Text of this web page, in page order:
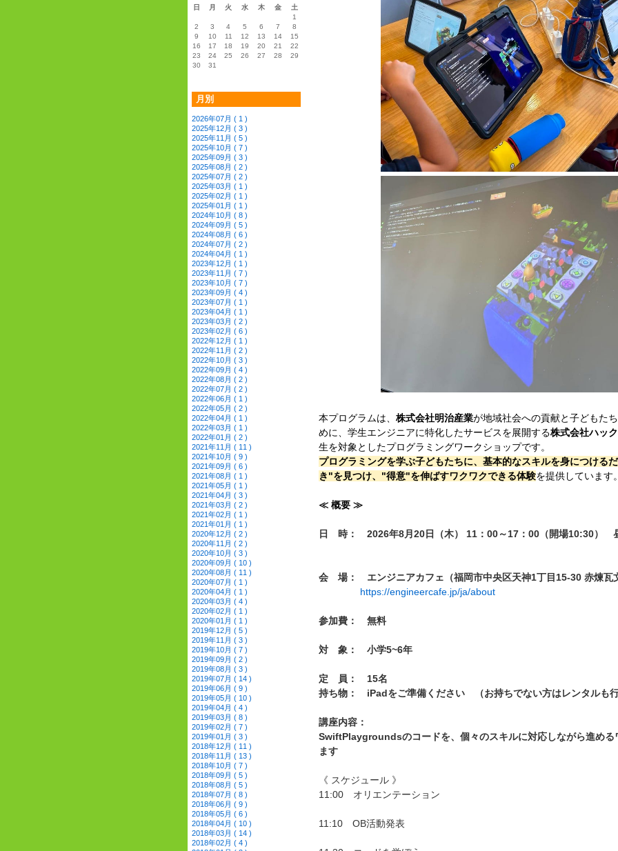
日
月 火 水 木 金
土
1
2
3 4 5 6 7
8
9
10 11 12 13 14
15
16
17 18 19 20 21
22
23
24 25 26 27 28
29
30
31
月別
2026年07月 ( 1 )
2025年12月 ( 3 )
2025年11月 ( 5 )
2025年10月 ( 7 )
2025年09月 ( 3 )
2025年08月 ( 2 )
2025年07月 ( 2 )
2025年03月 ( 1 )
2025年02月 ( 1 )
2025年01月 ( 1 )
2024年10月 ( 8 )
2024年09月 ( 5 )
2024年08月 ( 6 )
2024年07月 ( 2 )
2024年04月 ( 1 )
2023年12月 ( 1 )
2023年11月 ( 7 )
2023年10月 ( 7 )
2023年09月 ( 4 )
2023年07月 ( 1 )
2023年04月 ( 1 )
2023年03月 ( 2 )
2023年02月 ( 6 )
2022年12月 ( 1 )
2022年11月 ( 2 )
2022年10月 ( 3 )
2022年09月 ( 4 )
2022年08月 ( 2 )
2022年07月 ( 2 )
2022年06月 ( 1 )
2022年05月 ( 2 )
2022年04月 ( 1 )
2022年03月 ( 1 )
2022年01月 ( 2 )
2021年11月 ( 11 )
2021年10月 ( 9 )
2021年09月 ( 6 )
2021年08月 ( 1 )
2021年05月 ( 1 )
2021年04月 ( 3 )
2021年03月 ( 2 )
2021年02月 ( 1 )
2021年01月 ( 1 )
2020年12月 ( 2 )
2020年11月 ( 2 )
2020年10月 ( 3 )
2020年09月 ( 10 )
2020年08月 ( 11 )
2020年07月 ( 1 )
2020年04月 ( 1 )
2020年03月 ( 4 )
2020年02月 ( 1 )
2020年01月 ( 1 )
2019年12月 ( 5 )
2019年11月 ( 3 )
2019年10月 ( 7 )
2019年09月 ( 2 )
2019年08月 ( 3 )
2019年07月 ( 14 )
2019年06月 ( 9 )
2019年05月 ( 10 )
2019年04月 ( 4 )
2019年03月 ( 8 )
2019年02月 ( 7 )
2019年01月 ( 3 )
2018年12月 ( 11 )
2018年11月 ( 13 )
2018年10月 ( 7 )
2018年09月 ( 5 )
2018年08月 ( 5 )
2018年07月 ( 8 )
2018年06月 ( 9 )
2018年05月 ( 6 )
2018年04月 ( 10 )
2018年03月 ( 14 )
2018年02月 ( 4 )
本プログラムは、 株式会社明治産業が地域社会への貢献と子どもた
めに、学生エンジニアに特化したサービスを展開する株式会社ハッ
生を対象としたプログラミングワークショップです。
プログラミングを学ぶ子どもたちに、基本的なスキルを身につける
き"を見つけ、"得意"を伸ばすワクワクできる体験を提供しています
≪ 概要 ≫
日 時： 2026年8月20日（木） 11：00～17：00（
会 場： エンジニアカフェ（福岡市中央区天神1丁目15-30 赤煉
https://engineercafe.jp/ja/about
参加費： 無料
対 象： 小学5~6年
定 員： 15名
持ち物： iPadをご準備ください （お持ちでない方はレンタルも
講座内容：
SwiftPlaygroundsのコードを、個々のスキルに対応しながら進める
ます
《 スケジュール 》
11:00 オリエンテーション
11:10 OB活動発表